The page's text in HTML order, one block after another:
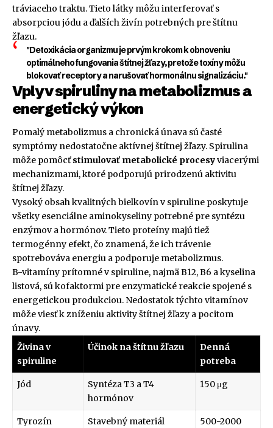
tráviaceho traktu. Tieto látky môžu interferovať s
absorpciou jódu a ďalších živín potrebných pre štítnu
žľazu.
"Detoxikácia organizmu je prvým krokom k obnoveniu
optimálneho fungovania štítnej žľazy, pretože toxíny môžu
blokovať receptory a narušovať hormonálnu signalizáciu."
Vplyv spiruliny na metabolizmus a
energetický výkon
Pomalý metabolizmus a chronická únava sú časté
symptómy nedostatočne aktívnej štítnej žľazy. Spirulina
môže pomôcťstimulovať metabolické procesyviacerými
mechanizmami, ktoré podporujú prirodzenú aktivitu
štítnej žľazy.
Vysoký obsah kvalitných bielkovín v spiruline poskytuje
všetky esenciálne aminokyseliny potrebné pre syntézu
enzýmov a hormónov. Tieto proteíny majú tiež
termogénny efekt, čo znamená, že ich trávenie
spotrebováva energiu a podporuje metabolizmus.
B-vitamíny prítomné v spiruline, najmä B12, B6 a kyselina
listová, sú kofaktormi pre enzymatické reakcie spojené s
energetickou produkciou. Nedostatok týchto vitamínov
môže viesť k zníženiu aktivity štítnej žľazy a pocitom
únavy.
Živina v
spiruline
Účinok na štítnu žľazu
Denná
potreba
Jód
Syntéza T3 a T4
hormónov
150 μg
Tyrozín
Stavebný materiál
500-2000